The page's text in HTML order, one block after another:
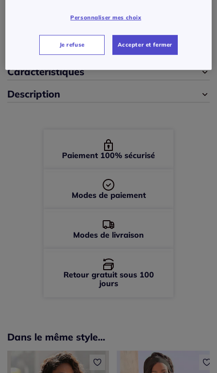
42 -épuisé
44 -épuisé
J'ajoute au panier
Caractéristiques
Description
Paiement 100% sécurisé
Modes de paiement
Modes de livraison
Retour gratuit sous 100
jours
Dans le même style...
Personnaliser mes choix
Je refuse Accepter et fermer